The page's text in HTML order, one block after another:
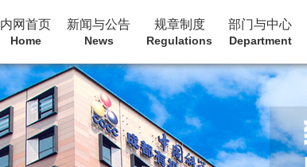
内网首页
Home
新闻与公告
News
规章制度
Regulations
部门与中心
Department